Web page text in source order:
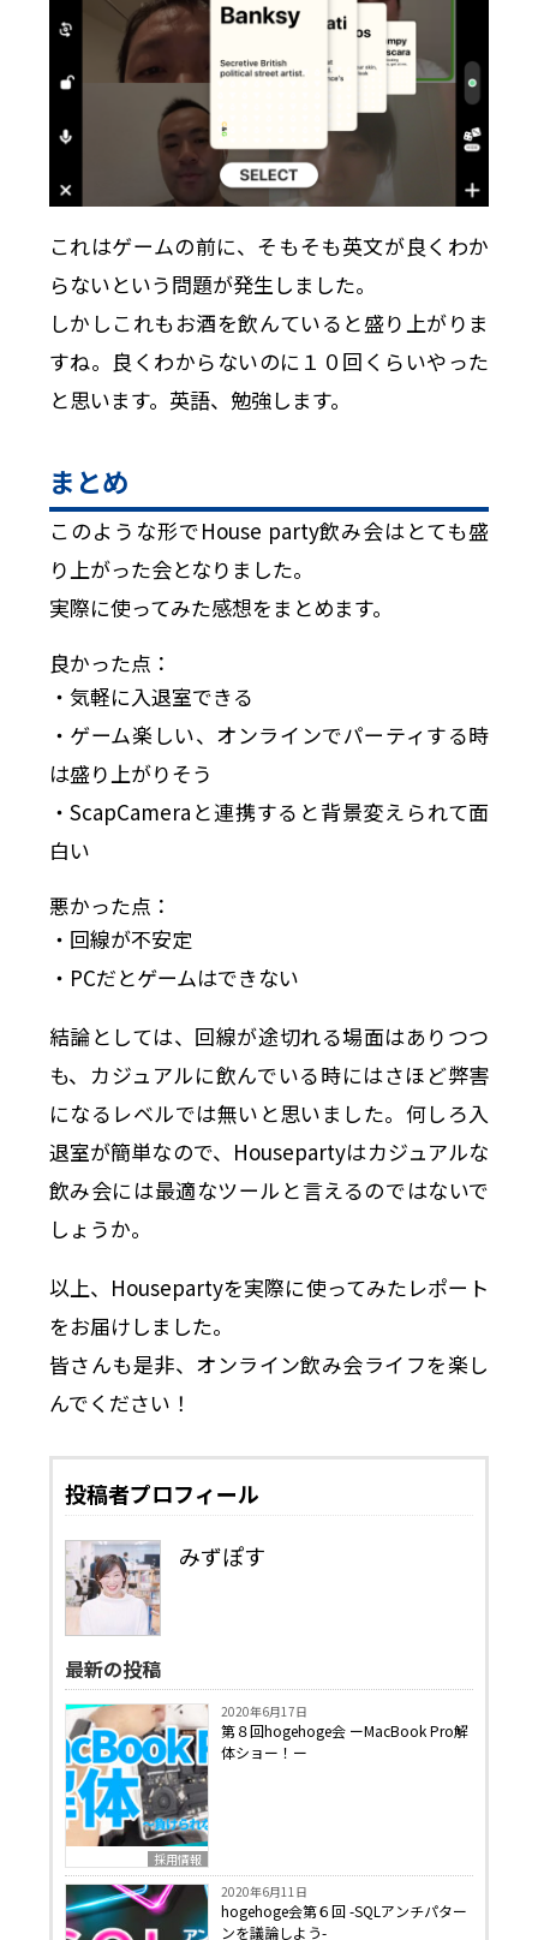
これはゲームの前に、そもそも英文が良くわか
らないという問題が発生しました。
しかしこれもお酒を飲んていると盛り上がりま
すね。良くわからないのに１０回くらいやった
と思います。英語、勉強します。
まとめ
このような形でHouse party飲み会はとても盛
り上がった会となりました。
実際に使ってみた感想をまとめます。
良かった点：
・気軽に入退室できる
・ゲーム楽しい、オンラインでパーティする時
は盛り上がりそう
・ScapCameraと連携すると背景変えられて面
白い
悪かった点：
・回線が不安定
・PCだとゲームはできない
結論としては、回線が途切れる場面はありつつ
も、カジュアルに飲んでいる時にはさほど弊害
になるレベルでは無いと思いました。何しろ入
退室が簡単なので、Housepartyはカジュアルな
飲み会には最適なツールと言えるのではないで
しょうか。
以上、Housepartyを実際に使ってみたレポート
をお届けしました。
皆さんも是非、オンライン飲み会ライフを楽し
んでください！
投稿者プロフィール
みずぽす
最新の投稿
採用情報
2020年6月17日
第８回hogehoge会 ーMacBook Pro解
体ショー！ー
2020年6月11日
hogehoge会第６回 -SQLアンチパター
ンを議論しよう-